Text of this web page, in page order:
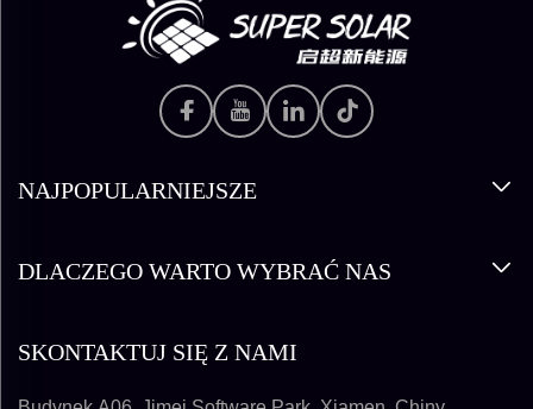
NAJPOPULARNIEJSZE
DLACZEGO WARTO WYBRAĆ NAS
SKONTAKTUJ SIĘ Z NAMI